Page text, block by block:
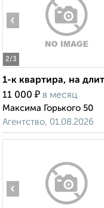
2/3
‹
1-к квартира, на
11 000 ₽ в месяц
Максима Горького 50
Агентство, 01.08.2026
‹